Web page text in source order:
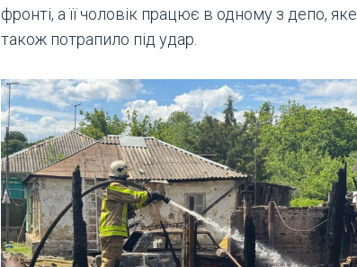
фронті, а її чоловік працює в одному з депо, яке
також потрапило під удар.